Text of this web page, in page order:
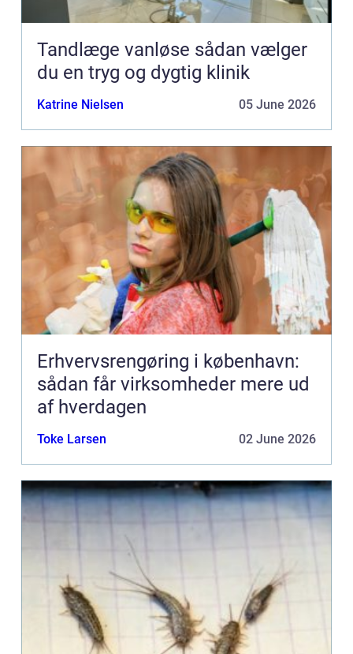
Tandlæge vanløse sådan vælger
du en tryg og dygtig klinik
Katrine Nielsen 05 June 2026
Erhvervsrengøring i københavn:
sådan får virksomheder mere ud
af hverdagen
Toke Larsen 02 June 2026